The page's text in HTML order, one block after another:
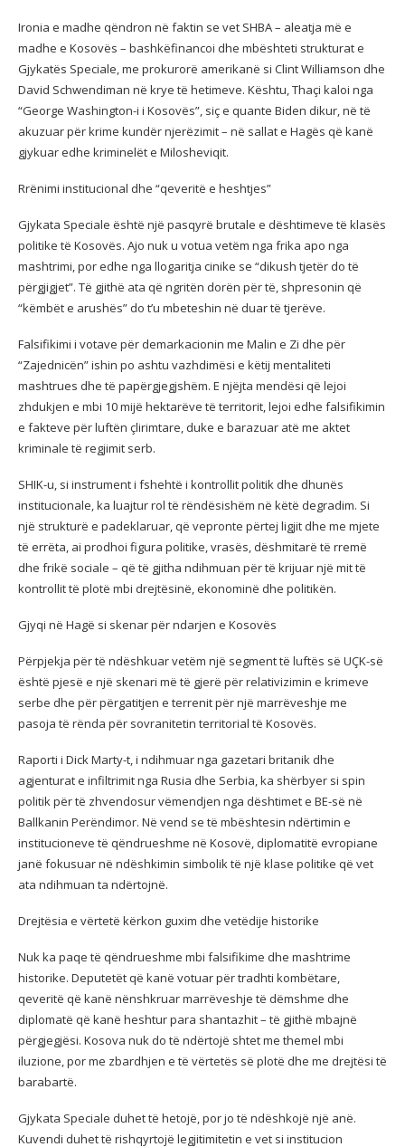
Ironia e madhe qëndron në faktin se vet SHBA – aleatja më e
madhe e Kosovës – bashkëfinancoi dhe mbështeti strukturat e
Gjykatës Speciale, me prokurorë amerikanë si Clint Williamson dhe
David Schwendiman në krye të hetimeve. Kështu, Thaçi kaloi nga
“George Washington-i i Kosovës”, siç e quante Biden dikur, në të
akuzuar për krime kundër njerëzimit – në sallat e Hagës që kanë
gjykuar edhe kriminelët e Milosheviqit.
Rrënimi institucional dhe “qeveritë e heshtjes”
Gjykata Speciale është një pasqyrë brutale e dështimeve të klasës
politike të Kosovës. Ajo nuk u votua vetëm nga frika apo nga
mashtrimi, por edhe nga llogaritja cinike se “dikush tjetër do të
përgjigjet”. Të gjithë ata që ngritën dorën për të, shpresonin që
“këmbët e arushës” do t’u mbeteshin në duar të tjerëve.
Falsifikimi i votave për demarkacionin me Malin e Zi dhe për
“Zajednicën” ishin po ashtu vazhdimësi e këtij mentaliteti
mashtrues dhe të papërgjegjshëm. E njëjta mendësi që lejoi
zhdukjen e mbi 10 mijë hektarëve të territorit, lejoi edhe falsifikimin
e fakteve për luftën çlirimtare, duke e barazuar atë me aktet
kriminale të regjimit serb.
SHIK-u, si instrument i fshehtë i kontrollit politik dhe dhunës
institucionale, ka luajtur rol të rëndësishëm në këtë degradim. Si
një strukturë e padeklaruar, që vepronte përtej ligjit dhe me mjete
të errëta, ai prodhoi figura politike, vrasës, dëshmitarë të rremë
dhe frikë sociale – që të gjitha ndihmuan për të krijuar një mit të
kontrollit të plotë mbi drejtësinë, ekonominë dhe politikën.
Gjyqi në Hagë si skenar për ndarjen e Kosovës
Përpjekja për të ndëshkuar vetëm një segment të luftës së UÇK-së
është pjesë e një skenari më të gjerë për relativizimin e krimeve
serbe dhe për përgatitjen e terrenit për një marrëveshje me
pasoja të rënda për sovranitetin territorial të Kosovës.
Raporti i Dick Marty-t, i ndihmuar nga gazetari britanik dhe
agjenturat e infiltrimit nga Rusia dhe Serbia, ka shërbyer si spin
politik për të zhvendosur vëmendjen nga dështimet e BE-së në
Ballkanin Perëndimor. Në vend se të mbështesin ndërtimin e
institucioneve të qëndrueshme në Kosovë, diplomatitë evropiane
janë fokusuar në ndëshkimin simbolik të një klase politike që vet
ata ndihmuan ta ndërtojnë.
Drejtësia e vërtetë kërkon guxim dhe vetëdije historike
Nuk ka paqe të qëndrueshme mbi falsifikime dhe mashtrime
historike. Deputetët që kanë votuar për tradhti kombëtare,
qeveritë që kanë nënshkruar marrëveshje të dëmshme dhe
diplomatë që kanë heshtur para shantazhit – të gjithë mbajnë
përgjegjësi. Kosova nuk do të ndërtojë shtet me themel mbi
iluzione, por me zbardhjen e të vërtetës së plotë dhe me drejtësi të
barabartë.
Gjykata Speciale duhet të hetojë, por jo të ndëshkojë një anë.
Kuvendi duhet të rishqyrtojë legjitimitetin e vet si institucion